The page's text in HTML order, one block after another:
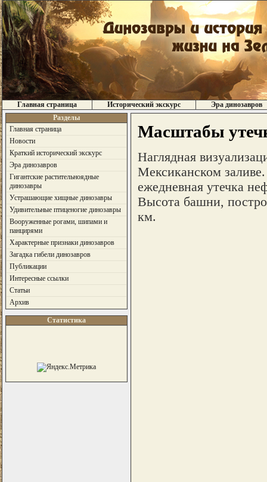
Главная страница Исторический экскурс
Эра динозавров
Разделы
Главная страница
Новости
Краткий исторический экскурс
Эра динозавров
Гигантские растительноядные
динозавры
Устрашающие хищные динозавры
Удивительные птиценогие динозавры
Вооруженные рогами, шипами и
панцирями
Характерные признаки динозавров
Загадка гибели динозавров
Публикации
Интересные ссылки
Статьи
Архив
Статистика
Масштабы
Наглядная
Мексиканском
ежедневная утечка
Высота башни,
км.